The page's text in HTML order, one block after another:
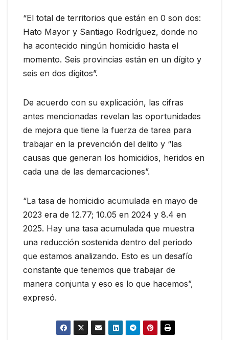
“El total de territorios que están en 0 son dos:
Hato Mayor y Santiago Rodríguez, donde no
ha acontecido ningún homicidio hasta el
momento. Seis provincias están en un dígito y
seis en dos dígitos”.
De acuerdo con su explicación, las cifras
antes mencionadas revelan las oportunidades
de mejora que tiene la fuerza de tarea para
trabajar en la prevención del delito y “las
causas que generan los homicidios, heridos en
cada una de las demarcaciones”.
“La tasa de homicidio acumulada en mayo de
2023 era de 12.77; 10.05 en 2024 y 8.4 en
2025. Hay una tasa acumulada que muestra
una reducción sostenida dentro del periodo
que estamos analizando. Esto es un desafío
constante que tenemos que trabajar de
manera conjunta y eso es lo que hacemos”,
expresó.